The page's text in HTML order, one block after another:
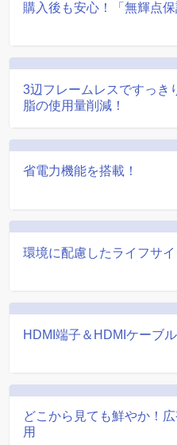
購入後も安心！「無輝点
3辺フレームレスですっき
脂の使用量削減！
省電力機能を搭載！
環境に配慮したライフサ
HDMI端子＆HDMIケーブ
どこから見ても鮮やか！
用